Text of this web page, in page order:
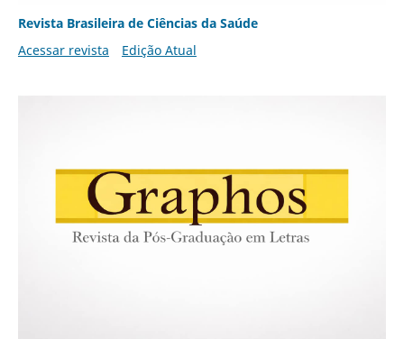
Revista Brasileira de Ciências da Saúde
Acessar revista
Edição Atual